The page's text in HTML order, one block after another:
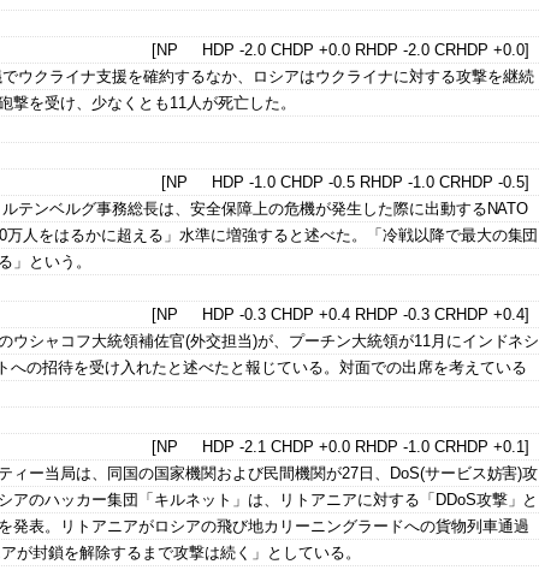
[NP HDP -2.0 CHDP +0.0 RHDP -2.0 CRHDP +0.0]
ウクライナ支援を確約するなか、ロシアはウクライナに対する攻撃を継続
撃を受け、少なくとも11人が死亡した。
[NP HDP -1.0 CHDP -0.5 RHDP -1.0 CRHDP -0.5]
テンベルグ事務総長は、安全保障上の危機が発生した際に出動するNATO
人をはるかに超える」水準に増強すると述べた。「冷戦以降で最大の集団
」という。
[NP HDP -0.3 CHDP +0.4 RHDP -0.3 CRHDP +0.4]
ウシャコフ大統領補佐官(外交担当)が、プーチン大統領が11月にインドネシ
への招待を受け入れたと述べたと報じている。対面での出席を考えている
[NP HDP -2.1 CHDP +0.0 RHDP -1.0 CRHDP +0.1]
ィー当局は、同国の国家機関および民間機関が27日、DoS(サービス妨害)攻
アのハッカー集団「キルネット」は、リトアニアに対する「DDoS攻撃」と
発表。リトアニアがロシアの飛び地カリーニングラードへの貨物列車通過
が封鎖を解除するまで攻撃は続く」としている。